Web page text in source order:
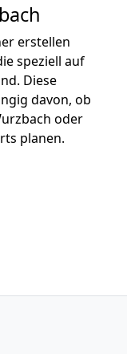
erstellen
speziell auf
Diese
davon, ob
oder
planen.